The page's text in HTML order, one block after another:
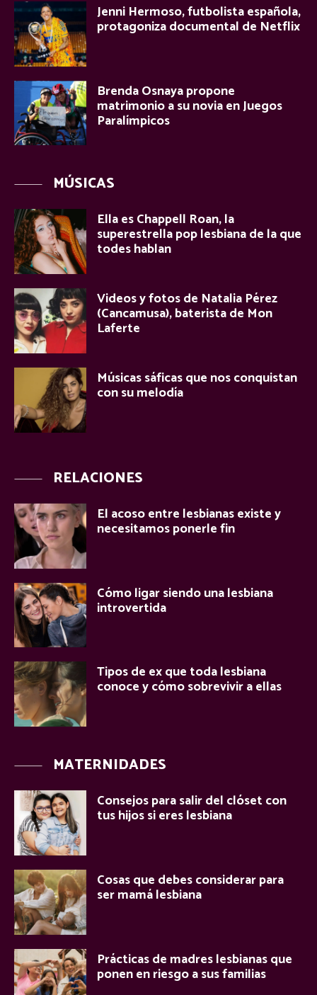
Jenni Hermoso, futbolista española,
protagoniza documental de Netflix
Brenda Osnaya propone
matrimonio a su novia en Juegos
Paralímpicos
MÚSICAS
Ella es Chappell Roan, la
superestrella pop lesbiana de la que
todes hablan
Videos y fotos de Natalia Pérez
(Cancamusa), baterista de Mon
Laferte
Músicas sáficas que nos conquistan
con su melodía
RELACIONES
El acoso entre lesbianas existe y
necesitamos ponerle fin
Cómo ligar siendo una lesbiana
introvertida
Tipos de ex que toda lesbiana
conoce y cómo sobrevivir a ellas
MATERNIDADES
Consejos para salir del clóset con
tus hijos si eres lesbiana
Cosas que debes considerar para
ser mamá lesbiana
Prácticas de madres lesbianas que
ponen en riesgo a sus familias